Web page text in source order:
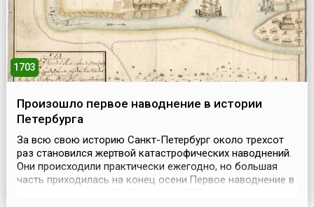
1703
Произошло первое наводнение в истории
Петербурга
За всю свою историю Санкт-Петербург около трехсот
раз становился жертвой катастрофических наводнений.
Они происходили практически ежегодно, но большая
часть приходилась на конец осени.Первое наводнение в